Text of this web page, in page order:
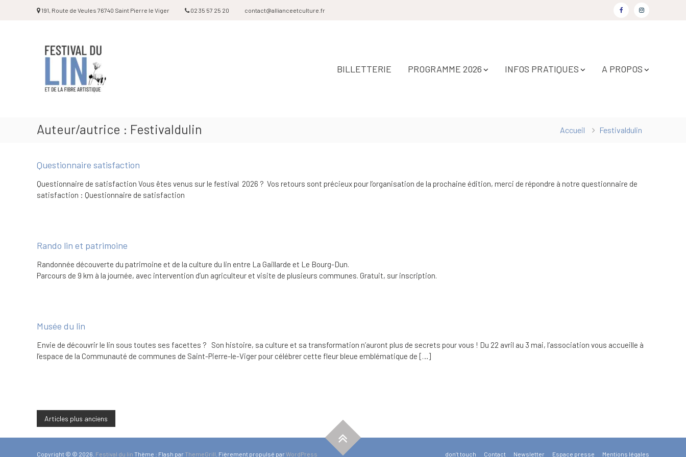
191, Route de Veules 76740 Saint Pierre le Viger 02 35 57 25 20 contact@allianceetculture.fr Facebook
du
lin
BILLETTERIE PROGRAMME 2026 INFOS PRATIQUES A PROPOS
Auteur/autrice : Festivaldulin Accueil Festivaldulin
Questionnaire satisfaction
Questionnaire de satisfaction Vous êtes venus sur le festival 2026 ? Vos retours sont précieux pour l’organisation de la prochaine édition, merci de répondre à notre questionnaire de
satisfaction : Questionnaire de satisfaction
Rando lin et patrimoine
Randonnée découverte du patrimoine et de la culture du lin entre La Gaillarde et Le Bourg-Dun.
Parcours de 9 km à la journée, avec intervention d’un agriculteur et visite de plusieurs communes. Gratuit, sur inscription.
Musée du lin
Envie de découvrir le lin sous toutes ses facettes ? Son histoire, sa culture et sa transformation n’auront plus de secrets pour vous ! Du 22 avril au 3 mai, l’association vous accueille à
l’espace de la Communauté de communes de Saint-Pierre-le-Viger pour célébrer cette fleur bleue emblématique de […]
Navigation
Articles plus anciens
Copyright © © 2026. Festival du lin Thème : Flash par ThemeGrill . Fièrement propulsé par WordPress don’t touch Contact Newsletter Espace presse Mentions légales